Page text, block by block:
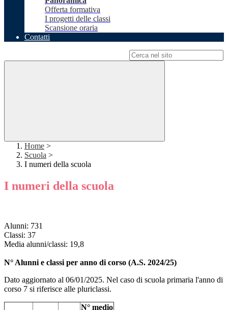
Offerta formativa
I progetti delle classi
Scansione oraria
Contatti
Home >
Scuola >
I numeri della scuola
I numeri della scuola
Alunni: 731
Classi: 37
Media alunni/classi: 19,8
N° Alunni e classi per anno di corso (A.S. 2024/25)
Dato aggiornato al 06/01/2025. Nel caso di scuola primaria l'anno di
corso 7 si riferisce alle pluriclassi.
N° medio